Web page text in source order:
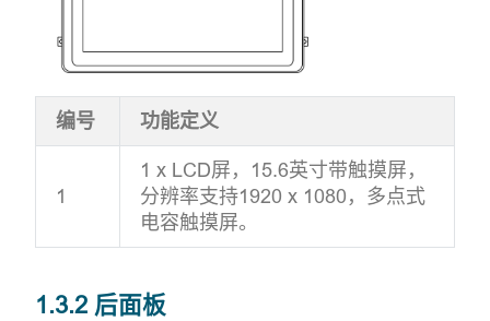
编号 功能定义
1
1 x LCD屏，15.6英寸带触摸屏，
分辨率支持1920 x 1080，多点式
电容触摸屏。
1.3.2 后面板